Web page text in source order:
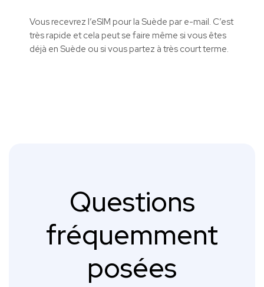
Vous recevrez l’eSIM pour la Suède par e-mail. C’est
très rapide et cela peut se faire même si vous êtes
déjà en Suède ou si vous partez à très court terme.
Questions
fréquemment
posées